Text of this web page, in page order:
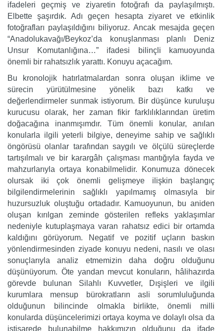
ifadeleri geçmiş ve ziyaretin fotoğrafı da paylaşılmıştı.
Elbette şaşırdık. Adı geçen hesapta ziyaret ve etkinlik
fotoğrafları paylaşıldığını biliyoruz. Ancak mesajda geçen
“Anadolukavağı/Beykoz’da konuşlanması planlı Deniz
Unsur Komutanlığına…” ifadesi bilinçli kamuoyunda
önemli bir rahatsızlık yarattı. Konuyu açacağım.
Bu kronolojik hatırlatmalardan sonra oluşan iklime ve
sürecin yürütülmesine yönelik bazı katkı ve
değerlendirmeler sunmak istiyorum. Bir düşünce kuruluşu
kurucusu olarak, her zaman fikir farklılıklarından üretim
doğacağına inanmışımdır. Tüm önemli konular, anılan
konularla ilgili yeterli bilgiye, deneyime sahip ve sağlıklı
öngörüsü olanlar tarafından saygılı ve ölçülü süreçlerde
tartışılmalı ve bir karargâh çalışması mantığıyla fayda ve
mahzurlarıyla ortaya konabilmelidir. Konumuza dönecek
olursak iki çok önemli gelişmeye ilişkin başlangıç
bilgilendirmelerinin sağlıklı yapılmamış olmasıyla bir
huzursuzluk oluştuğu ortadadır. Kamuoyunun, bu aniden
oluşan kırılgan zeminde gösterilen refleks yaklaşımlar
nedeniyle kutuplaşmaya varan rahatsız edici bir ortamda
kaldığını görüyorum. Negatif ve pozitif uçların baskın
yönlendirmesinden ziyade konuyu nedeni, nasılı ve olası
sonuçlarıyla analiz etmemizin daha doğru olduğunu
düşünüyorum. Öte yandan mevcut konuların, hâlihazırda
görevde bulunan Silahlı Kuvvetler, Dışişleri ve ilgili
kurumlara mensup bürokratların asli sorumluluğunda
olduğunun bilincinde olmakla birlikte, önemli milli
konularda düşüncelerimizi ortaya koyma ve dolaylı olsa da
istişarede bulunabilme hakkımızın olduğunu da ifade